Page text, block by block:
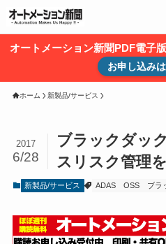
オートメーション新聞PDF電子
お申し込み
ホーム 新製品/サービス
ブラックダッ
スリスク管理
2017
6/28
新製品/サービス ADAS OSS ブラ